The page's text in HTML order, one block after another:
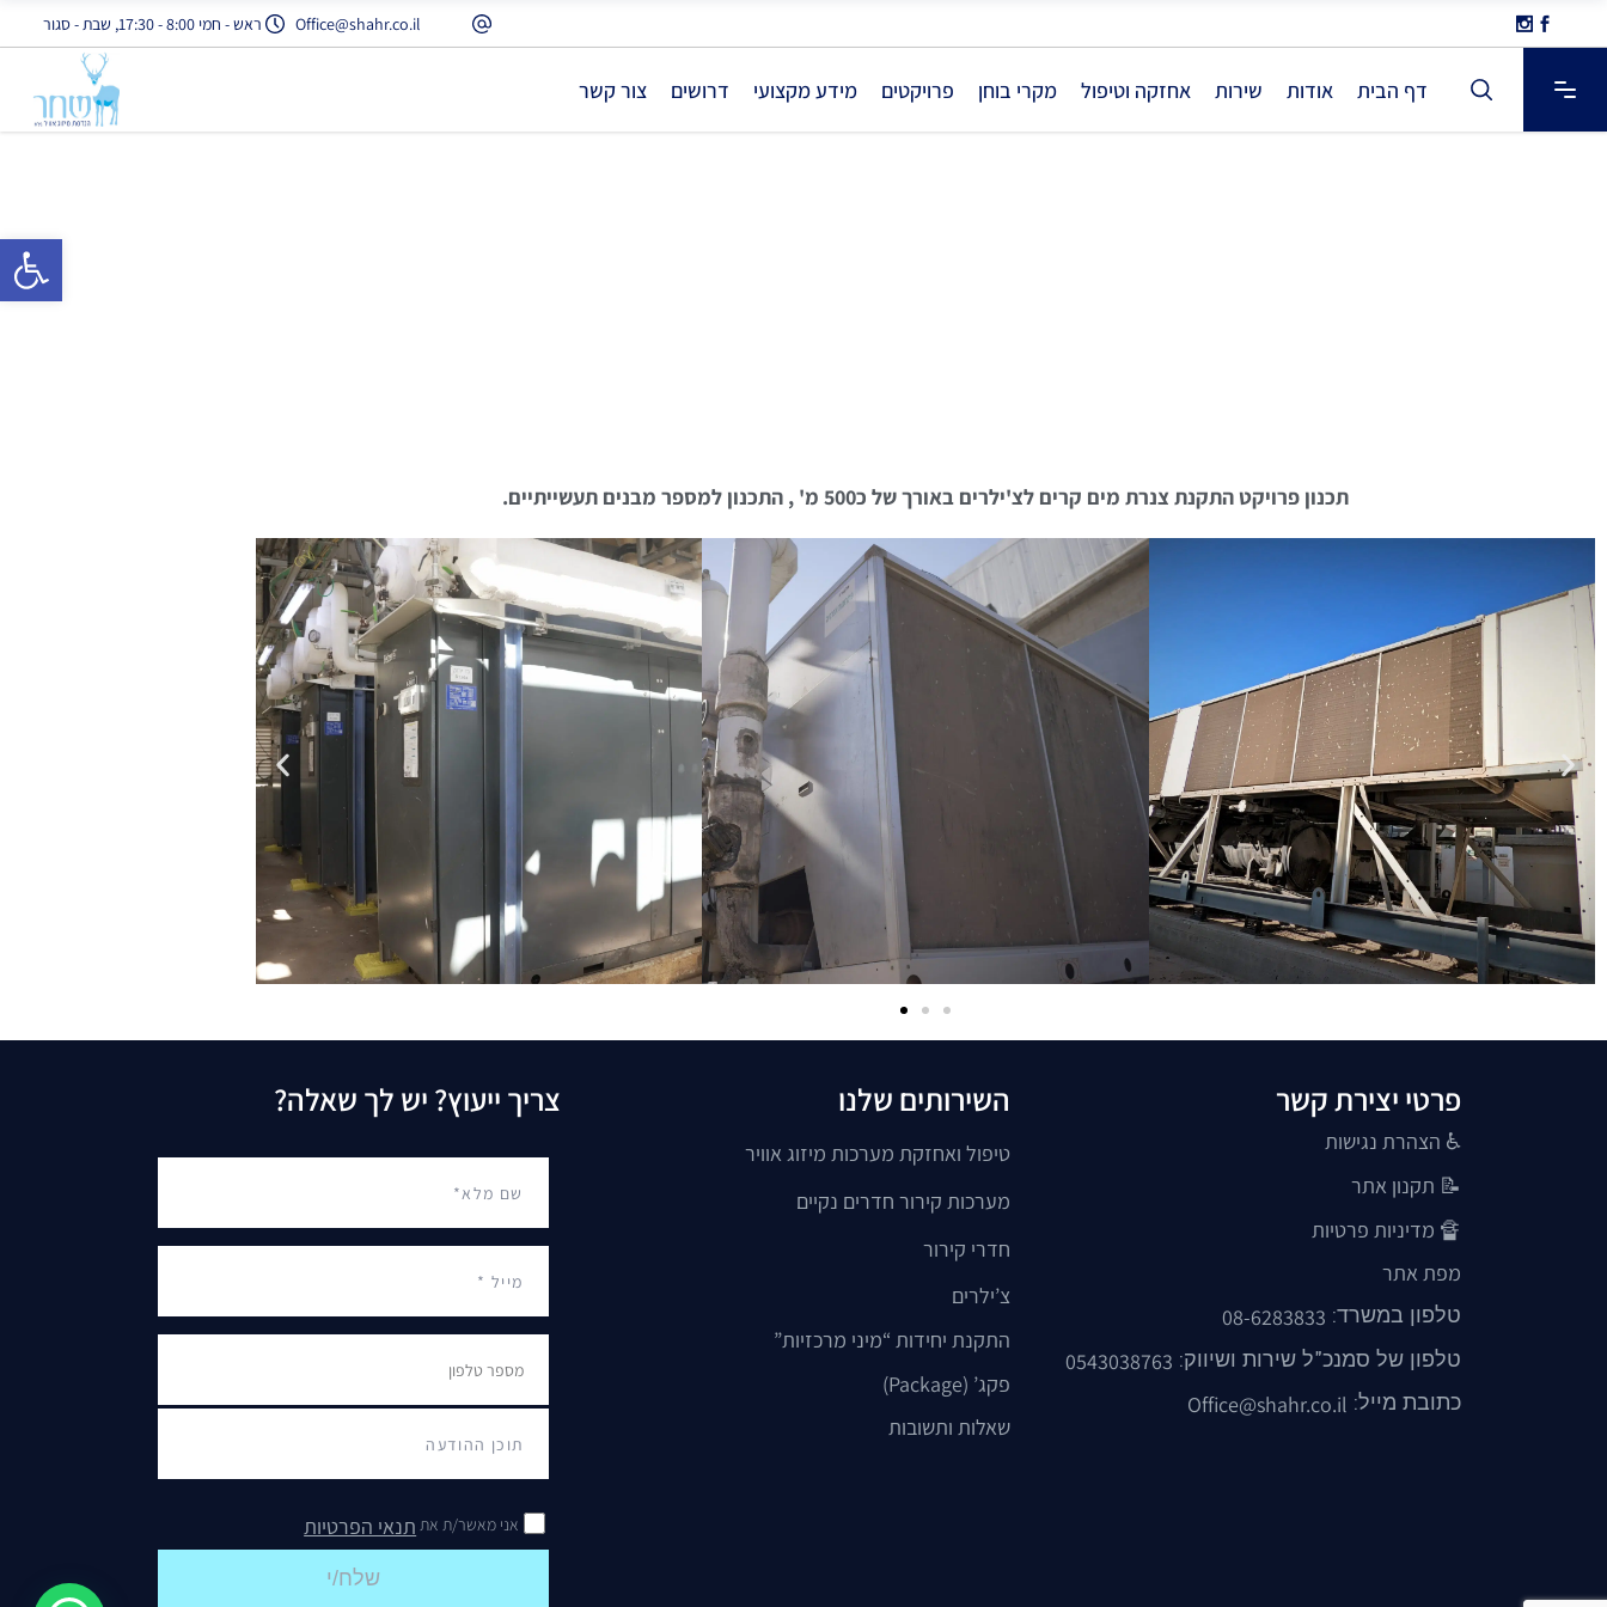
פתח
Office@shahr.co.il ראש - חמי 8:00 - 17:30, שבת - סגור
צור קשר דרושים מידע מקצועי פרויקטים מקרי בוחן אחזקה וטיפול שירות אודות דף הבית
תכנון פרויקט התקנת צנרת מים קרים לצ'ילרים באורך של כ500 מ' , התכנון למספר מבנים תעשייתיים.
צריך ייעוץ? יש לך שאלה?
אני מאשר/ת את תנאי הפרטיות
שלח/י
השירותים שלנו
טיפול ואחזקת מערכות מיזוג אוויר
מערכות קירור חדרים נקיים
חדרי קירור
צ’ילרים
התקנת יחידות “מיני מרכזיות”
פקג’ (Package)
שאלות ותשובות
פרטי יצירת קשר
♿ הצהרת נגישות
📝 תקנון אתר
🔏 מדיניות פרטיות
מפת אתר
טלפון במשרד: 08-6283833
טלפון של סמנכ"ל שירות ושיווק: 0543038763
כתובת מייל: Office@shahr.co.il